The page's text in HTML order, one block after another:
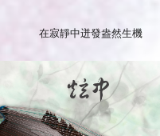
在寂靜中迸發盎然生機